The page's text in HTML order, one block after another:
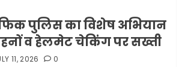
पुलिस का विशेष अभियान
व हेलमेट चेकिंग पर सख्ती
11, 2026 0